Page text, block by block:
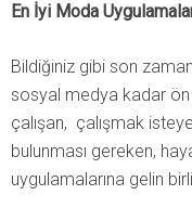
En İyi Moda
Bildiğiniz gibi son
sosyal medya kadar ön
çalışan, çalışmak
bulunması gereken,
uygulamalarına gelin